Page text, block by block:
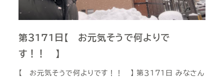
第３１７１日【 お元気そうで何よりで
す！！ 】
【 お元気そうで何よりです！！ 】 第３１７１日 みなさん